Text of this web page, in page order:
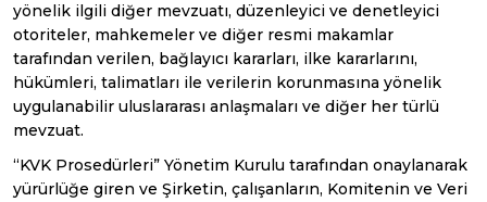
yönelik ilgili diğer mevzuatı, düzenleyici ve denetleyici
otoriteler, mahkemeler ve diğer resmi makamlar
tarafından verilen, bağlayıcı kararları, ilke kararlarını,
hükümleri, talimatları ile verilerin korunmasına yönelik
uygulanabilir uluslararası anlaşmaları ve diğer her türlü
mevzuat.
“KVK Prosedürleri” Yönetim Kurulu tarafından onaylanarak
yürürlüğe giren ve Şirketin, çalışanların, Komitenin ve Veri